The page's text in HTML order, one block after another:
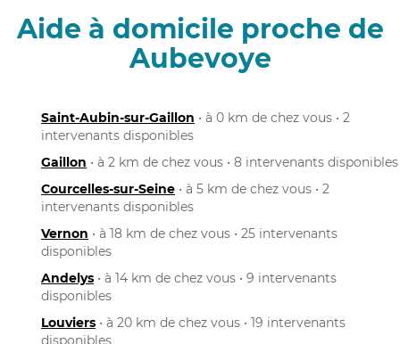
Aide à domicile proche de
Aubevoye
Saint-Aubin-sur-Gaillon • à 0 km de chez vous • 2
intervenants disponibles
Gaillon • à 2 km de chez vous • 8 intervenants disponibles
Courcelles-sur-Seine • à 5 km de chez vous • 2
intervenants disponibles
Vernon • à 18 km de chez vous • 25 intervenants
disponibles
Andelys • à 14 km de chez vous • 9 intervenants
disponibles
Louviers • à 20 km de chez vous • 19 intervenants
disponibles